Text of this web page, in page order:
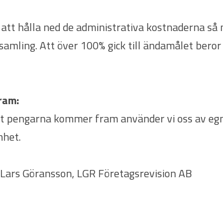
hålla ned de administrativa kostnaderna så
Att över 100% gick till ändamålet
kommer fram använder vi oss av
Göransson, LGR Företagsrevision AB